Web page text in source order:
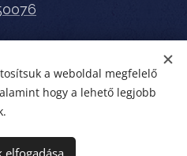
segítségért telefonáljon
a weboldal megfelelő
hogy a lehető legjobb
elfogadása